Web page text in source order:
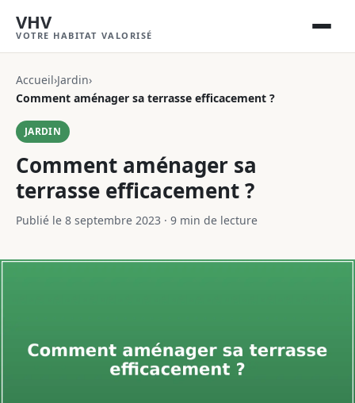
VHV
VOTRE HABITAT VALORISÉ
Accueil›Jardin›
Comment aménager sa terrasse efficacement ?
JARDIN
Comment aménager sa
terrasse efficacement ?
Publié le 8 septembre 2023 · 9 min de lecture